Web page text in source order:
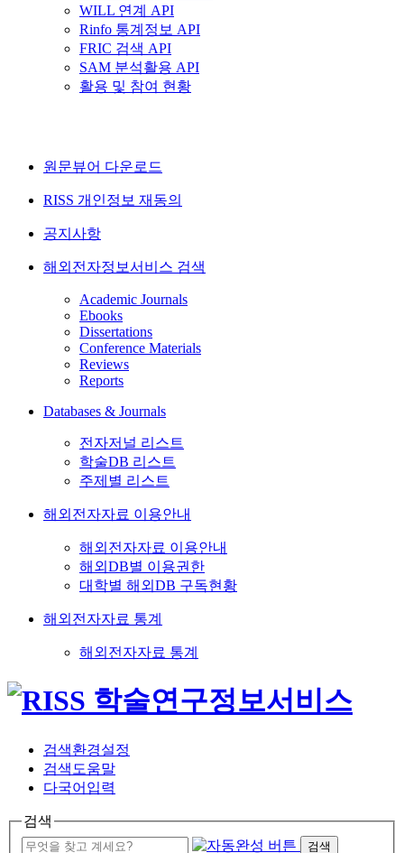
WILL 연계 API
Rinfo 통계정보 API
FRIC 검색 API
SAM 분석활용 API
활용 및 참여 현황
원문뷰어 다운로드
RISS 개인정보 재동의
공지사항
해외전자정보서비스 검색
Academic Journals
Ebooks
Dissertations
Conference Materials
Reviews
Reports
Databases & Journals
전자저널 리스트
학술DB 리스트
주제별 리스트
해외전자자료 이용안내
해외전자자료 이용안내
해외DB별 이용권한
대학별 해외DB 구독현황
해외전자자료 통계
해외전자자료 통계
검색환경설정
검색도움말
다국어입력
검색
검색